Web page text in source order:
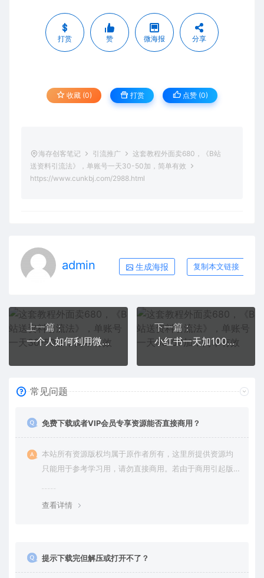
打赏 赞 微海报 分享
收藏 (0) 打赏 点赞 (0)
海存创客笔记 引流推广
这套教程外面卖680，《B站
送资料引流法》，单账号一天30-50加，简单有效
https://www.cunkbj.com/2988.html
admin 生成海报 复制本文链接
上一篇：
一个人如何利用微信群自动群发引流，一星期装满200个群，日入500+
下一篇：
小红书一天加1000群，无需发作品，截留创业粉玩法 （附软件）
常见问题
免费下载或者VIP会员专享资源能否直接商用？
本站所有资源版权均属于原作者所有，这里所提供资源均
只能用于参考学习用，请勿直接商用。若由于商用引起版
查看详情
提示下载完但解压或打开不了？